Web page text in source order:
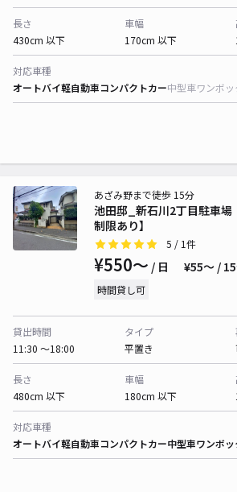
長さ
430cm 以下
車幅
170cm 以下
対応車種
オートバイ軽自動車コンパクトカー中型車ワンボッ
池田邸_新石川2丁目駐車場
制限あり】
あざみ野まで徒歩 15分
5 / 1件
¥550〜 / 日 ¥55〜 /
時間貸し可
貸出時間
11:30 〜18:00
タイプ
平置き
長さ
480cm 以下
車幅
180cm 以下
対応車種
オートバイ軽自動車コンパクトカー中型車ワンボッ